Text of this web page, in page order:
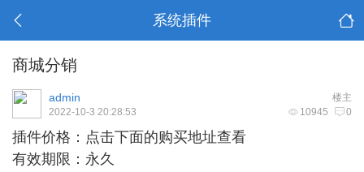
系统插件
商城分销
楼主
admin
10945 0
2022-10-3 20:28:53
插件价格： 点击下面的购买地址查看
有效期限：永久